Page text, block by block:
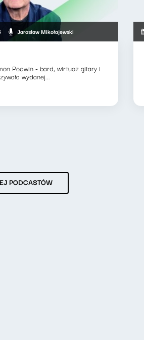
Jarosław Mikołajewski
Podwin - bard, wirtuoz gitary i
wydanej...
PODCASTÓW